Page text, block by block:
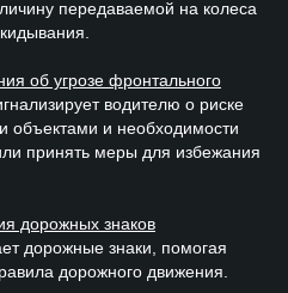
передаваемой на колеса
об угрозе фронтального
водителю о риске
объектами и необходимости
принять меры для избежания
дорожных знаков
дорожные знаки, помогая
дорожного движения.